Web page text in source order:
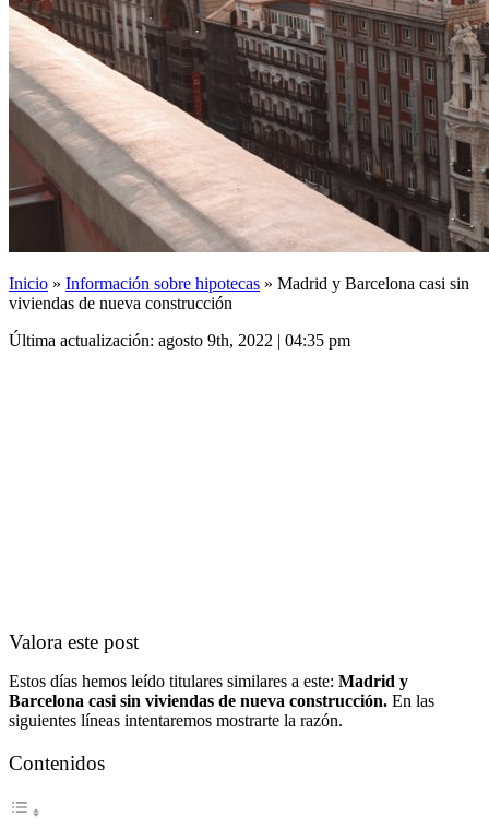
Inicio » Información sobre hipotecas » Madrid y Barcelona casi sin
viviendas de nueva construcción
Última actualización: agosto 9th, 2022 | 04:35 pm
Valora este post
Estos días hemos leído titulares similares a este: Madrid y
Barcelona casi sin viviendas de nueva construcción. En las
siguientes líneas intentaremos mostrarte la razón.
Contenidos